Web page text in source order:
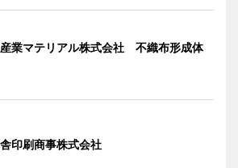
業マテリアル株式会社 不織布形成体
印刷商事株式会社